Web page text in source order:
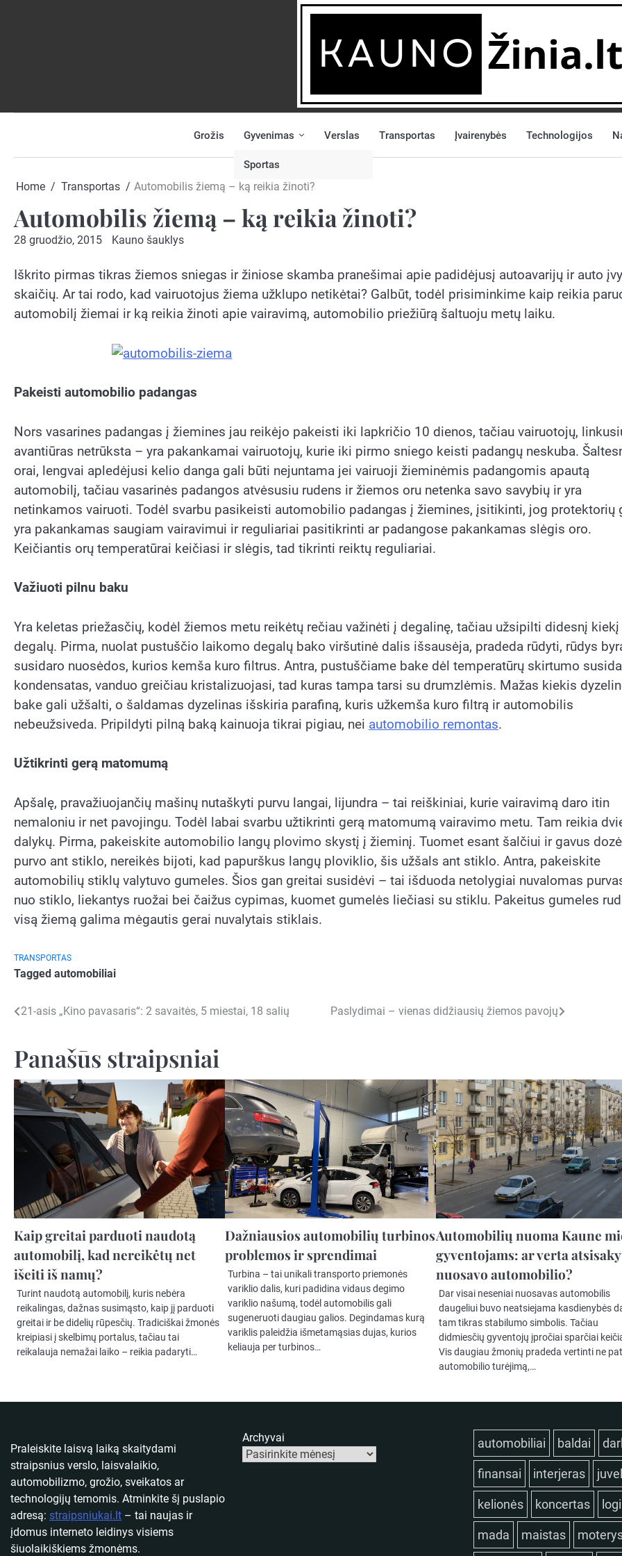
NAUJIENĄ
Grožis Gyvenimas
Sportas
Verslas Transportas Įvairenybės Technologijos
Home Transportas Automobilis žiemą – ką reikia žinoti?
Automobilis žiemą – ką reikia žinoti?
28 gruodžio, 2015 Kauno šauklys
Iškrito pirmas tikras žiemos sniegas ir žiniose skamba pranešimai apie padidėjusį autoavarijų ir auto
skaičių. Ar tai rodo, kad vairuotojus žiema užklupo netikėtai? Galbūt, todėl prisiminkime kaip reikia
automobilį žiemai ir ką reikia žinoti apie vairavimą, automobilio priežiūrą šaltuoju metų laiku.
Pakeisti automobilio padangas
Nors vasarines padangas į žiemines jau reikėjo pakeisti iki lapkričio 10 dienos, tačiau vairuotojų,
avantiūras netrūksta – yra pakankamai vairuotojų, kurie iki pirmo sniego keisti padangų neskuba.
orai, lengvai apledėjusi kelio danga gali būti nejuntama jei vairuoji žieminėmis padangomis apautą
automobilį, tačiau vasarinės padangos atvėsusiu rudens ir žiemos oru netenka savo savybių ir yra
netinkamos vairuoti. Todėl svarbu pasikeisti automobilio padangas į žiemines, įsitikinti, jog protektorių
yra pakankamas saugiam vairavimui ir reguliariai pasitikrinti ar padangose pakankamas slėgis oro.
Keičiantis orų temperatūrai keičiasi ir slėgis, tad tikrinti reiktų reguliariai.
Važiuoti pilnu baku
Yra keletas priežasčių, kodėl žiemos metu reikėtų rečiau važinėti į degalinę, tačiau užsipilti didesnį kiekį
degalų. Pirma, nuolat pustuščio laikomo degalų bako viršutinė dalis išsausėja, pradeda rūdyti, rūdys
susidaro nuosėdos, kurios kemša kuro filtrus. Antra, pustuščiame bake dėl temperatūrų skirtumo
kondensatas, vanduo greičiau kristalizuojasi, tad kuras tampa tarsi su drumzlėmis. Mažas kiekis
bake gali užšalti, o šaldamas dyzelinas išskiria parafiną, kuris užkemša kuro filtrą ir automobilis
nebeužsiveda. Pripildyti pilną baką kainuoja tikrai pigiau, nei automobilio remontas.
Užtikrinti gerą matomumą
Apšalę, pravažiuojančių mašinų nutaškyti purvu langai, lijundra – tai reiškiniai, kurie vairavimą daro itin
nemaloniu ir net pavojingu. Todėl labai svarbu užtikrinti gerą matomumą vairavimo metu. Tam reikia
dalykų. Pirma, pakeiskite automobilio langų plovimo skystį į žieminį. Tuomet esant šalčiui ir gavus dozė
purvo ant stiklo, nereikės bijoti, kad papurškus langų ploviklio, šis užšals ant stiklo. Antra, pakeiskite
automobilių stiklų valytuvo gumeles. Šios gan greitai susidėvi – tai išduoda netolygiai nuvalomas
nuo stiklo, liekantys ruožai bei čaižus cypimas, kuomet gumelės liečiasi su stiklu. Pakeitus gumeles
visą žiemą galima mėgautis gerai nuvalytais stiklais.
TRANSPORTAS
Tagged automobiliai
Navigacija
įrašų
21-asis „Kino pavasaris“: 2 savaitės, 5 miestai, 18 salių Paslydimai – vienas didžiausių žiemos pavojų
Panašūs straipsniai
Kaip greitai parduoti naudotą
automobilį, kad nereikėtų net
išeiti iš namų?
Turint naudotą automobilį, kuris nebėra
reikalingas, dažnas susimąsto, kaip jį parduoti
greitai ir be didelių rūpesčių. Tradiciškai žmonės
kreipiasi į skelbimų portalus, tačiau tai
reikalauja nemažai laiko – reikia padaryti…
Dažniausios automobilių turbinos
problemos ir sprendimai
Turbina – tai unikali transporto priemonės
variklio dalis, kuri padidina vidaus degimo
variklio našumą, todėl automobilis gali
sugeneruoti daugiau galios. Degindamas kurą
variklis paleidžia išmetamąsias dujas, kurios
keliauja per turbinos…
Automobilių nuoma Kaune
gyventojams: ar verta
nuosavo automobilio?
Dar visai neseniai nuosavas automobilis
daugeliui buvo neatsiejama kasdienybės
tam tikras stabilumo simbolis. Tačiau
didmiesčių gyventojų įpročiai sparčiai
Vis daugiau žmonių pradeda vertinti ne
automobilio turėjimą,…
Praleiskite laisvą laiką skaitydami
straipsnius verslo, laisvalaikio,
automobilizmo, grožio, sveikatos ar
technologijų temomis. Atminkite šį puslapio
adresą: straipsniukai.lt – tai naujas ir
įdomus interneto leidinys visiems
šiuolaikiškiems žmonėms.
Archyvai automobiliai baldai
finansai interjeras
kelionės koncertas
mada maistas